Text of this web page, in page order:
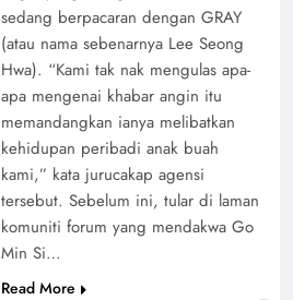
sedang berpacaran dengan GRAY
(atau nama sebenarnya Lee Seong
Hwa). “Kami tak nak mengulas apa-
apa mengenai khabar angin itu
memandangkan ianya melibatkan
kehidupan peribadi anak buah
kami,” kata jurucakap agensi
tersebut. Sebelum ini, tular di laman
komuniti forum yang mendakwa Go
Min Si…
Read More